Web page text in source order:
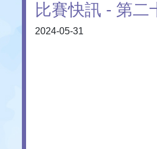
比賽快訊 - 第二
2024-05-31